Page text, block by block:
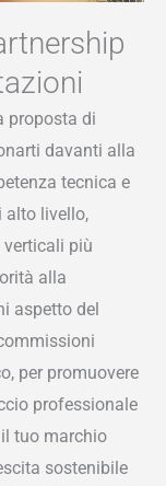
proposta di
davanti alla
tecnica e
alto livello,
più
alla
aspetto del
per promuovere
professionale
tuo marchio
sostenibile